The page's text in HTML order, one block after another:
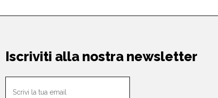
Iscriviti alla nostra newsletter